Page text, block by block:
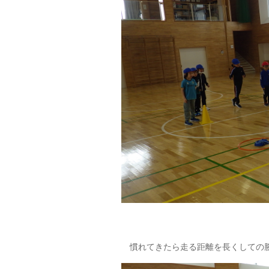
慣れてきたら走る距離を長くしての